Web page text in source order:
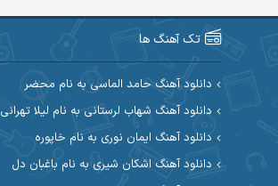
آیت احمدنژاد
آیهان
ابراهیم شمس
ابوالحسن جاویدان
تک آهنگ ها
دانلود آهنگ حامد الماسی به نام محضر
دانلود آهنگ شهاب لرستانی به نام لیلا تهرانی
دانلود آهنگ ایمان نوری به نام خاپوره
دانلود آهنگ اشکان شیری به نام باغبان دل